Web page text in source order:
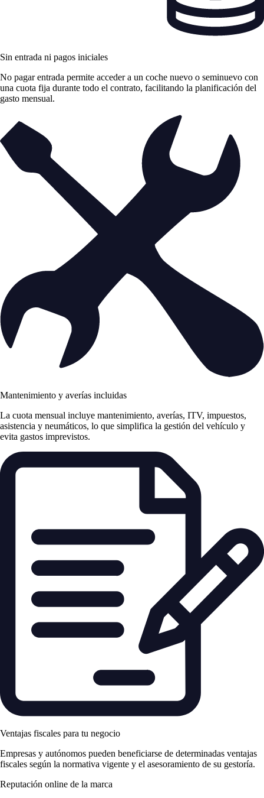
Sin entrada ni pagos iniciales
No pagar entrada permite acceder a un coche nuevo o seminuevo con
una cuota fija durante todo el contrato, facilitando la planificación del
gasto mensual.
Mantenimiento y averías incluidas
La cuota mensual incluye mantenimiento, averías, ITV, impuestos,
asistencia y neumáticos, lo que simplifica la gestión del vehículo y
evita gastos imprevistos.
Ventajas fiscales para tu negocio
Empresas y autónomos pueden beneficiarse de determinadas ventajas
fiscales según la normativa vigente y el asesoramiento de su gestoría.
Reputación online de la marca